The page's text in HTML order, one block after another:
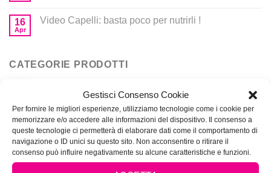
Gestisci Consenso Cookie
Per fornire le migliori esperienze, utilizziamo tecnologie come i cookie per
memorizzare e/o accedere alle informazioni del dispositivo. Il consenso a
queste tecnologie ci permetterà di elaborare dati come il comportamento di
navigazione o ID unici su questo sito. Non acconsentire o ritirare il
consenso può influire negativamente su alcune caratteristiche e funzioni.
16
Apr
Video Capelli: basta poco per nutrirli !
CATEGORIE PRODOTTI
Prodotti per MakeUp